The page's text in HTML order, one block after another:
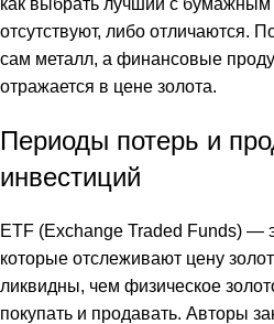
как выбрать лучший с бумажным
отсутствуют, либо отличаются.
сам металл, а финансовые
отражается в цене золота.
Периоды потерь и
инвестиций
ETF (Exchange Traded Funds)
которые отслеживают цену
ликвидны, чем физическое
покупать и продавать. Авторы